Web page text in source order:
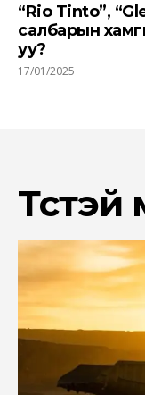
“Rio Tinto”,
салбарын
уу?
17/01/2025